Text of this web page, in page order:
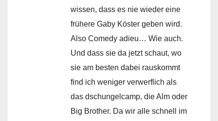
wissen, dass es nie wieder eine
frühere Gaby Köster geben wird.
Also Comedy adieu… Wie auch.
Und dass sie da jetzt schaut, wo
sie am besten dabei rauskommt
find ich weniger verwerflich als
das dschungelcamp, die Alm oder
Big Brother. Da wir alle schnell im